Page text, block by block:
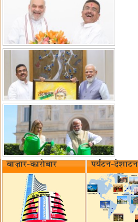
बाज़ार-कारोबार पर्यटन-देशाटन